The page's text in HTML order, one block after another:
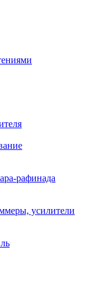
рафинада
усилители